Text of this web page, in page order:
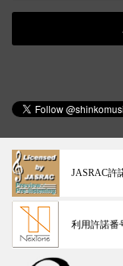
JASRAC許
利用許諾番